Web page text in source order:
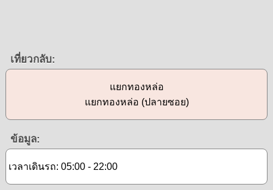
เที่ยวกลับ:
แยกทองหล่อ
แยกทองหล่อ (ปลายซอย)
ข้อมูล:
เวลาเดินรถ: 05:00 - 22:00